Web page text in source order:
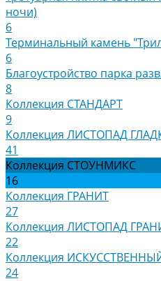
ночи)
6
Терминальный камень
6
Благоустройство парка
8
Коллекция СТАНДАРТ
9
Коллекция ЛИСТОПАД
41
Коллекция СТОУНМИКС
16
Коллекция ГРАНИТ
27
Коллекция ЛИСТОПАД
22
Коллекция
24